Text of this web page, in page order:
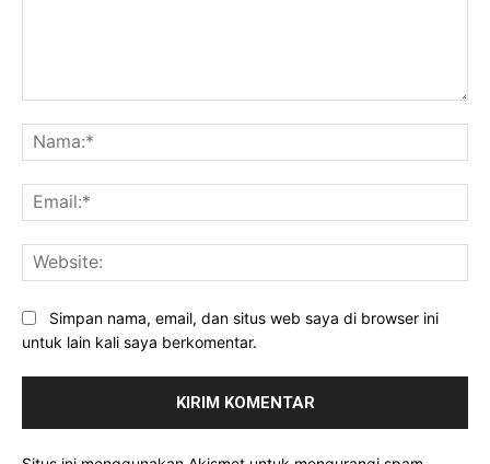
Simpan nama, email, dan situs web saya di browser ini
untuk lain kali saya berkomentar.